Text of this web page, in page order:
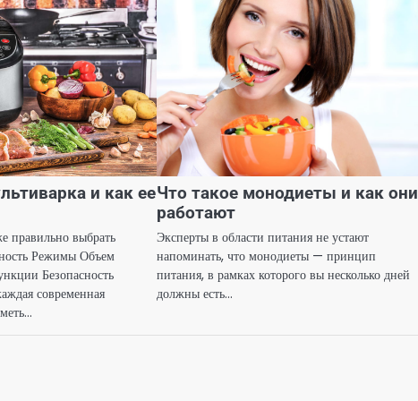
и как ее
выбрать
Режимы Объем
Безопасность
современная
Что такое монодиеты и как они
работают
Эксперты в области питания не устают
напоминать, что монодиеты — принцип
питания, в рамках которого вы несколько дней
должны есть…